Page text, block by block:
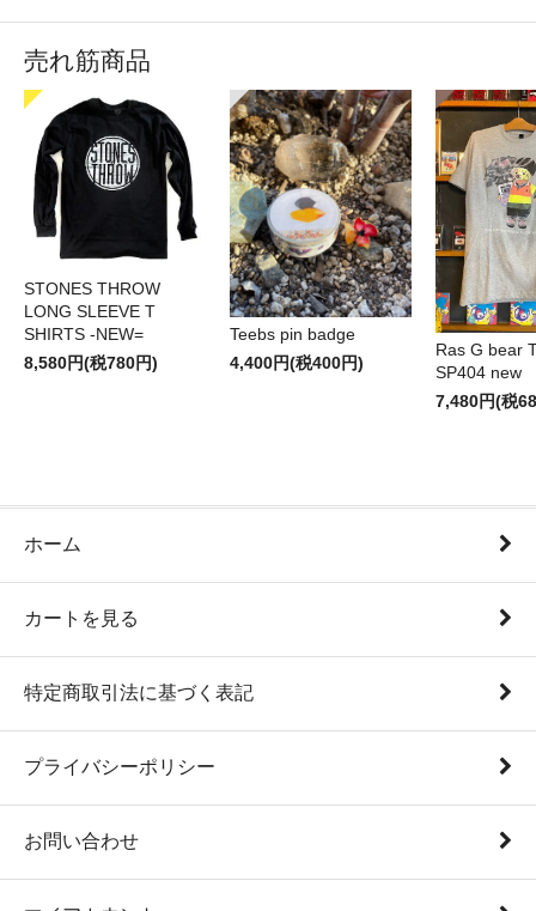
売れ筋商品
STONES THROW
LONG SLEEVE T
SHIRTS -NEW=
8,580円(税780円)
Teebs pin badge
4,400円(税400円)
Ras G bear
SP404 new
7,480円(税
ホーム
カートを見る
特定商取引法に基づく表記
プライバシーポリシー
お問い合わせ